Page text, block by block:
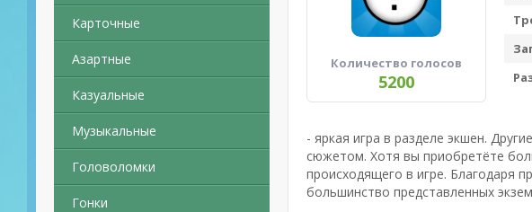
Карточные
Азартные
Казуальные
Музыкальные
Головоломки
Гонки
Количество голосов
5200
- яркая игра в разделе экшен.
сюжетом. Хотя вы приобретёте
происходящего в игре. Благодаря
большинство представленных